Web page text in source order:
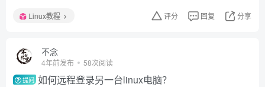
Linux教程 评分 回复 分享
不念
4年前发布 58次阅读
提问 如何远程登录另一台linux电脑？